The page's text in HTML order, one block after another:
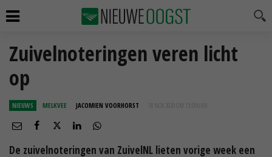
Zuivelnoteringen veren licht
op
NIEUWS MELKVEE JACOMIEN VOORHORST 18 NOV 2020 OM 13:09
De zuivelnoteringen van ZuivelNL lieten vorige week een